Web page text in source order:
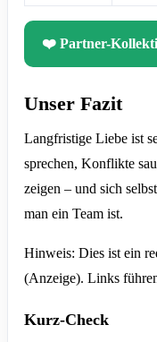
❤️ Partner-
Unser Fazit
Langfristige Liebe ist
sprechen, Konflikte
zeigen – und sich
man ein Team ist.
Hinweis: Dies ist ein
(Anzeige). Links
Kurz-Check